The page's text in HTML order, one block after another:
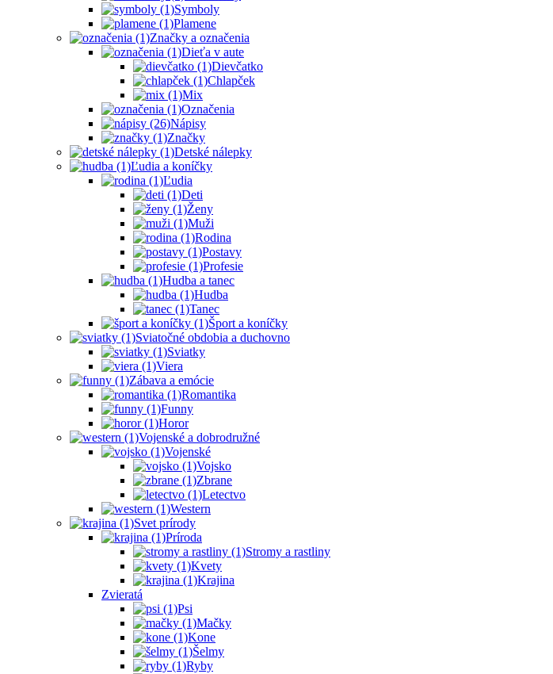
Symboly
Plamene
Značky a označenia
Dieťa v aute
Dievčatko
Chlapček
Mix
Označenia
Nápisy
Značky
Detské nálepky
Ľudia a koníčky
Ľudia
Deti
Ženy
Muži
Rodina
Postavy
Profesie
Hudba a tanec
Hudba
Tanec
Šport a koníčky
Sviatočné obdobia a duchovno
Sviatky
Viera
Zábava a emócie
Romantika
Funny
Horor
Vojenské a dobrodružné
Vojenské
Vojsko
Zbrane
Letectvo
Western
Svet prírody
Príroda
Stromy a rastliny
Kvety
Krajina
Zvieratá
Psi
Mačky
Kone
Šelmy
Ryby